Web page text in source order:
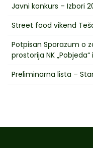
Javni konkurs – Izbori
Street food vikend
Potpisan Sporazum o
prostorija NK „Pobjeda“
Preliminarna lista –